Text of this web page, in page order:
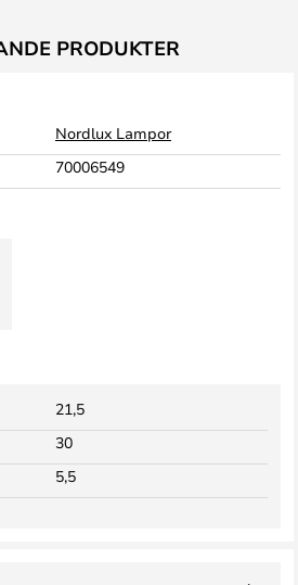
PRODUKTER
Nordlux Lampor
70006549
21,5
30
5,5